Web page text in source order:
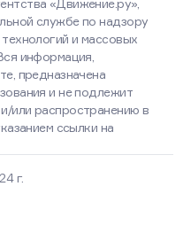
г.
«Движение.ру»,
службе по надзору
и массовых
информация,
предназначена
и не подлежит
или распространению в
ссылки на